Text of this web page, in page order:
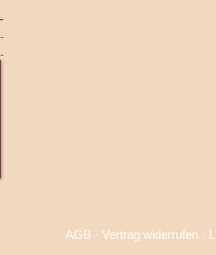
AGB · Vertrag widerrufen·